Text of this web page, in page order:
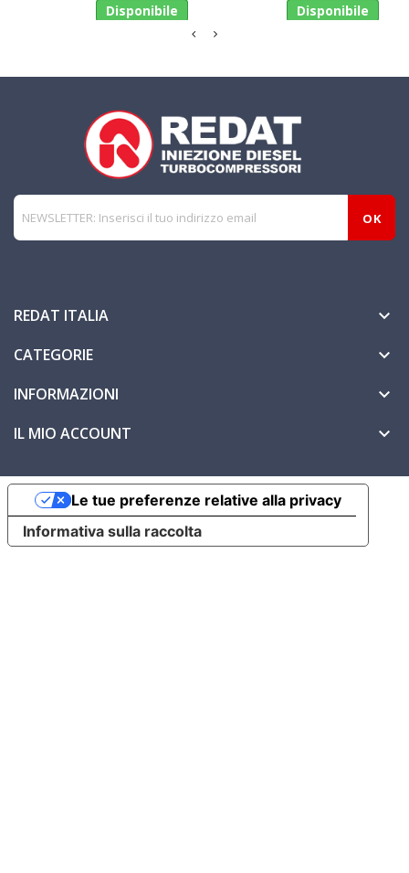
Disponibile Disponibile
REDAT ITALIA 
CATEGORIE 
INFORMAZIONI 
IL MIO ACCOUNT 
Informativa sulla raccolta
Le tue preferenze relative alla privacy